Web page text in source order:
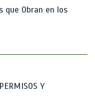
que Obran en los
Y